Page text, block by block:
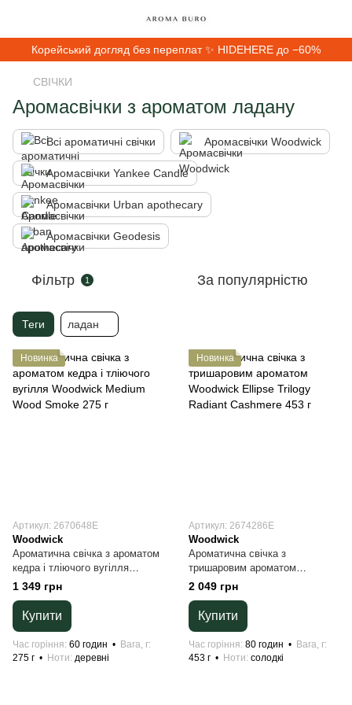
Корейський догляд без переплат ✨ HIDEHERE до −60%
СВІЧКИ
Аромасвічки з ароматом ладану
Всі ароматичні свічки Аромасвічки Woodwick
Аромасвічки Yankee Candle
Аромасвічки Urban apothecary
Аромасвічки Geodesis
Фільтр 1 За популярністю
Теги ладан
Новинка
Артикул: 2670648E
Woodwick
Ароматична свічка з ароматом
кедра і тліючого вугілля
Woodwick Medium Wood Smoke
1 349 грн
Купити
Час горіння 60 годин
Вага, г
275 г
Ноти деревні
Новинка
Артикул: 2674286E
Woodwick
Ароматична свічка з
тришаровим ароматом
Woodwick Ellipse Trilogy
Radiant Cashmere 453 г
2 049 грн
Купити
Час горіння 80 годин
Вага, г
453 г
Ноти солодкі